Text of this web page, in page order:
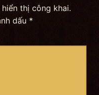
thị công khai.
dấu *